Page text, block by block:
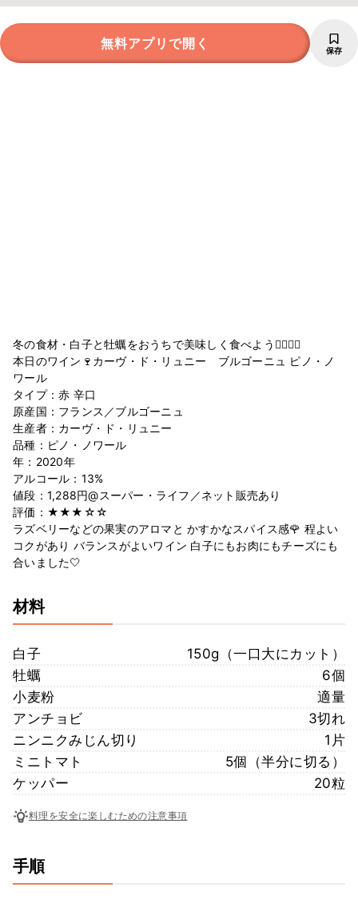
無料アプリで開く 保存
冬の食材・白子と牡蠣をおうちで美味しく食べよう🙋‍♂️🙋‍♀️
本日のワイン🍷カーヴ・ド・リュニー ブルゴーニュ ピノ・ノ
ワール
タイプ：赤 辛口
原産国：フランス／ブルゴーニュ
生産者：カーヴ・ド・リュニー
品種：ピノ・ノワール
年：2020年
アルコール：13%
値段：1,288円@スーパー・ライフ／ネット販売あり
評価：★★★☆☆
ラズベリーなどの果実のアロマと かすかなスパイス感🌹 程よい
コクがあり バランスがよいワイン 白子にもお肉にもチーズにも
合いました🤍
材料
白子
150g（一口大にカット）
牡蠣
6個
小麦粉
適量
アンチョビ
3切れ
ニンニクみじん切り
1片
ミニトマト
5個（半分に切る）
ケッパー
20粒
料理を安全に楽しむための注意事項
手順